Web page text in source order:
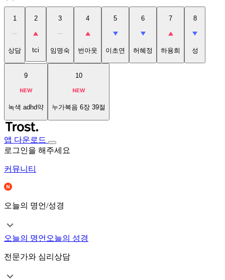
1
상담
2
tci
3
임명숙
4
번아웃
5
이초연
6
허혜정
7
하용희
8
성
9
녹색 adhd약
10
누가복음 6장 39절
앱 다운로드
로그인을 해주세요
커뮤니티
오늘의 명언/성경
오늘의 명언 오늘의 성경
전문가와 심리상담